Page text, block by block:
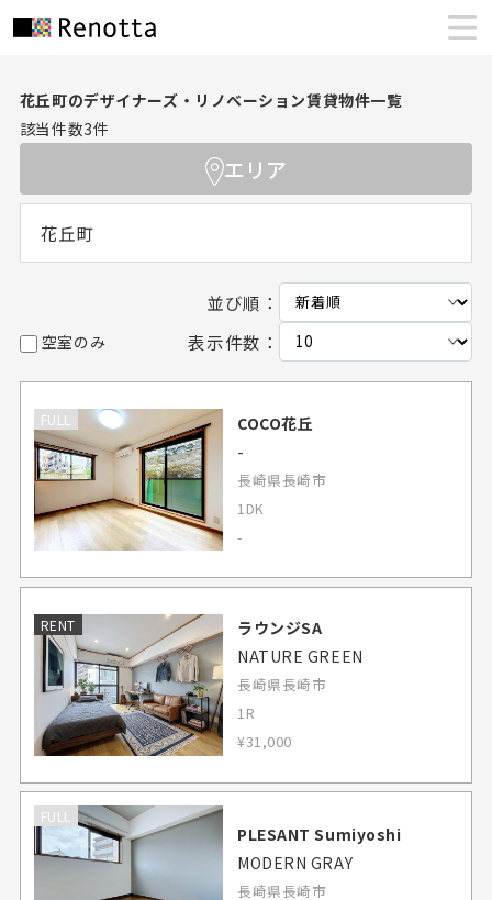
花丘町のデザイナーズ・リノベーション賃貸物件一覧
該当件数3件
エリア
花丘町
並び順：
空室のみ 表示件数：
FULL
COCO花丘
-
長崎県長崎市
1DK
-
RENT
ラウンジSA
NATURE GREEN
長崎県長崎市
1R
¥31,000
FULL
PLESANT Sumiyoshi
MODERN GRAY
長崎県長崎市